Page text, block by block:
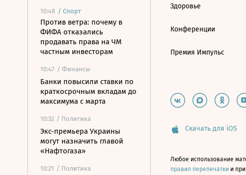
10:48 / Спорт
Против ветра: почему в
ФИФА отказались
продавать права на ЧМ
частным инвесторам
10:47 / Финансы
Банки повысили ставки по
краткосрочным вкладам до
максимума с марта
10:32 / Политика
Экс-премьера Украины
могут назначить главой
«Нафтогаза»
10:21 / Политика
Здоровье
Конференции
Премия Импульс
Скачать для iOS
Любое использование
правил перепечатки и